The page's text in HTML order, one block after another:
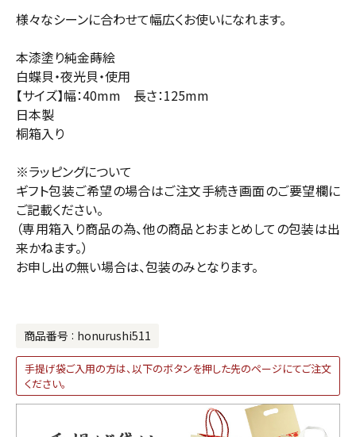
様々なシーンに合わせて幅広くお使いになれます。
本漆塗り純金蒔絵
白蝶貝・夜光貝・使用
【サイズ】幅：40mm 長さ：125mm
日本製
桐箱入り
※ラッピングについて
ギフト包装ご希望の場合はご注文手続き画面のご要望欄に
ご記載ください。
（専用箱入り商品の為、他の商品とおまとめしての包装は出
来かねます。）
お申し出の無い場合は、包装のみとなります。
商品番号 honurushi511
手提げ袋ご入用の方は、以下のボタンを押した先のページにてご注文
ください。